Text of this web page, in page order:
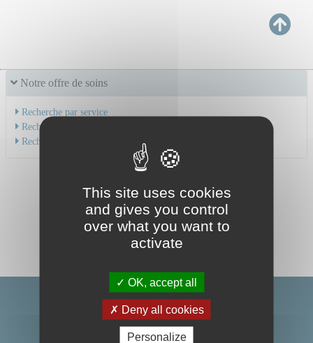
Notre offre de soins
Recherche par service
Recherche par spécialité
Recherche par médecin
This site uses cookies
and gives you control
over what you want to
activate
OK, accept all
Deny all cookies
Personalize